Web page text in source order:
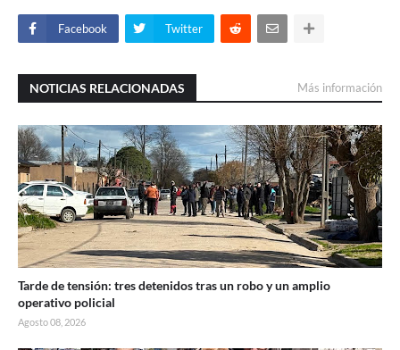
Facebook Twitter
NOTICIAS RELACIONADAS Más información
Tarde de tensión: tres detenidos tras un robo y un amplio
operativo policial
Agosto 08, 2026